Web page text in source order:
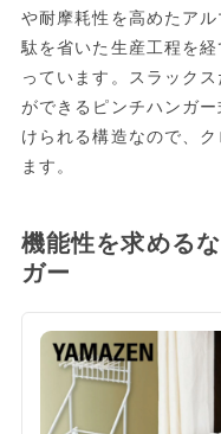
や耐摩耗性を高めたア
駄を省いた生産工程を
っています。スラック
ができるピンチハンガ
けられる構造なので、
ます。
機能性を求める
ガー